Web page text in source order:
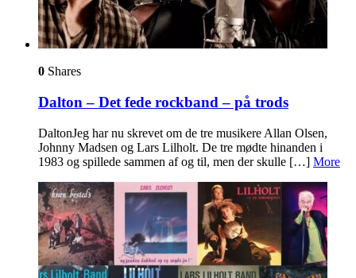
0 Shares
Dalton – Det fede rockband – på trods
DaltonJeg har nu skrevet om de tre musikere Allan Olsen,
Johnny Madsen og Lars Lilholt. De tre mødte hinanden i
1983 og spillede sammen af og til, men der skulle […] More